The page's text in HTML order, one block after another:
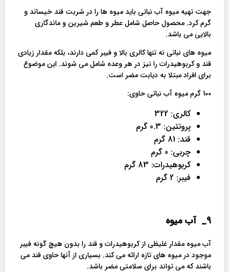
جهت تهیه میوه آب نباتی باید میوه ها را در شربت قند خیساند و
گرم کرد. محصول حاصل شامل عطر و طعم شیرین و ماندگاری
بالایی می باشد.
میوه های نباتی نه تنها کالری بالا و فیبر کمی دارند، بلکه مقدار زیادی
قند و کربوهیدرات را نیز در هر وعده شامل می شوند. این موضوع
برای افراد مبتلا به دیابت مضر است.
100 گرم میوه آب نباتی حاوی:
کالری: 322
پروتئین: 0.3 گرم
قند: 81 گرم
چربی: 0 گرم
کربوهیدرات: 83 گرم
فیبر: 2 گرم
9_ آب میوه
آب میوه مقدار غلیظی از کربوهیدرات و قند را بدون هیچ گونه فیبر
موجود در میوه های تازه ارائه می کند. بسیاری از آنها حاوی قند می
باشند که می تواند برای سلامتی مضر باشد.